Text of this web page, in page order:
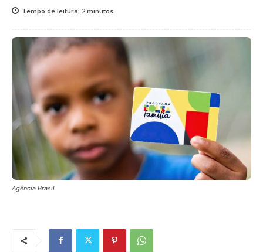
Tempo de leitura: 2 minutos
Agência Brasil